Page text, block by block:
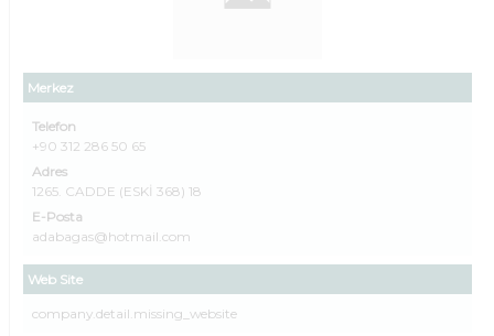
Merkez
Telefon
+90 312 286 50 65
Adres
1265. CADDE (ESKİ 368) 18
E-Posta
adabagas@hotmail.com
Web Site
company.detail.missing_website